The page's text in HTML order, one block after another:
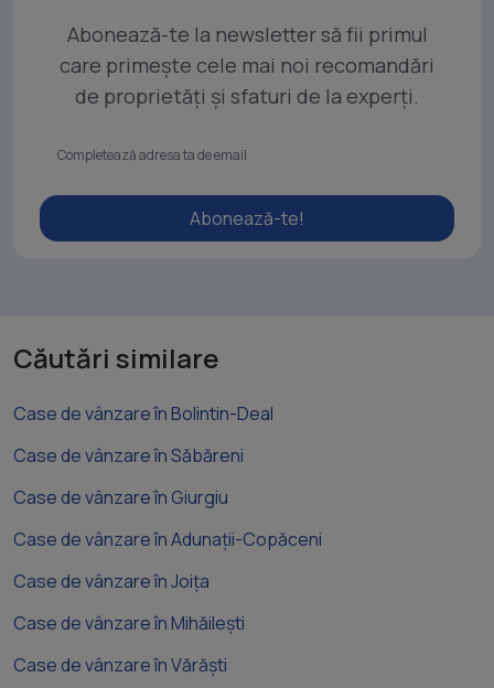
Abonează-te la newsletter să fii primul
care primește cele mai noi recomandări
de proprietăți și sfaturi de la experți.
Abonează-te!
Căutări similare
Case de vânzare în Bolintin-Deal
Case de vânzare în Săbăreni
Case de vânzare în Giurgiu
Case de vânzare în Adunații-Copăceni
Case de vânzare în Joița
Case de vânzare în Mihăilești
Case de vânzare în Vărăști